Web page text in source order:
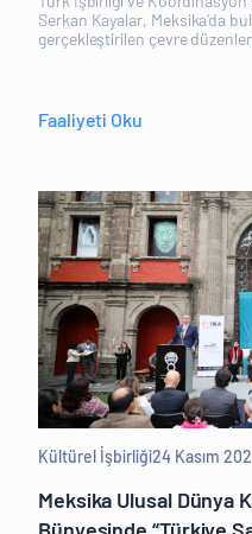
Serkan Kayalar, Meksika’da
gerçekleştirilen çevre
Faaliyeti Oku
Kültürel İşbirliği24 Kasım
Meksika Ulusal Dünya